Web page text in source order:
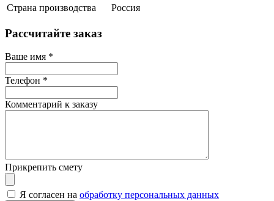
Страна производства
Россия
Рассчитайте заказ
Ваше имя *
Телефон *
Комментарий к заказу
Прикрепить смету
Я согласен на обработку персональных данных